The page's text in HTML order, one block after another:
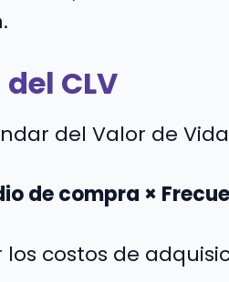
CLV
del Valor de
de compra ×
los costos de